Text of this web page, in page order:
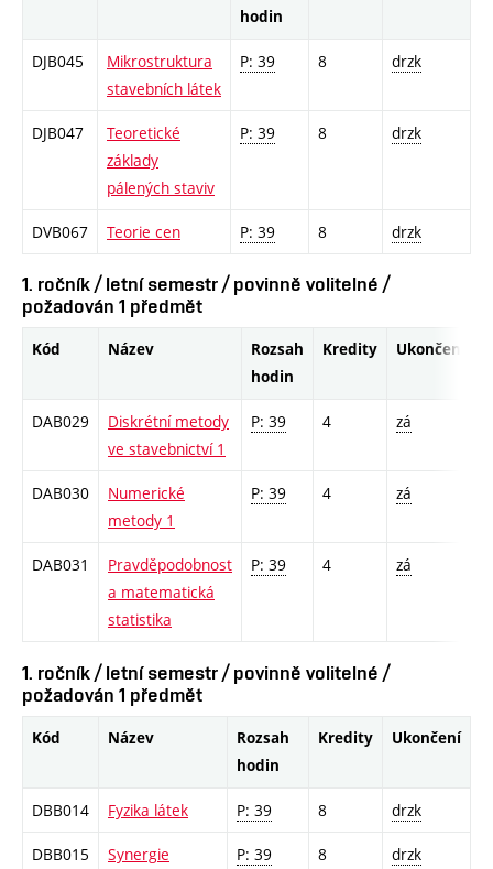
hodin
DJB045
Mikrostruktura
stavebních látek
P: 39 8 drzk
DJB047
Teoretické
základy
pálených staviv
P: 39 8 drzk
DVB067 Teorie cen P: 39 8 drzk
1. ročník / letní semestr / povinně volitelné /
požadován 1 předmět
Kód Název
Rozsah
hodin
Kredity Ukončení
DAB029
Diskrétní metody
ve stavebnictví 1
P: 39 4 zá
DAB030
Numerické
metody 1
P: 39 4 zá
DAB031
Pravděpodobnost
a matematická
statistika
P: 39 4 zá
1. ročník / letní semestr / povinně volitelné /
požadován 1 předmět
Kód Název
Rozsah
hodin
Kredity Ukončení
DBB014 Fyzika látek P: 39 8 drzk
DBB015
Synergie
P: 39 8 drzk